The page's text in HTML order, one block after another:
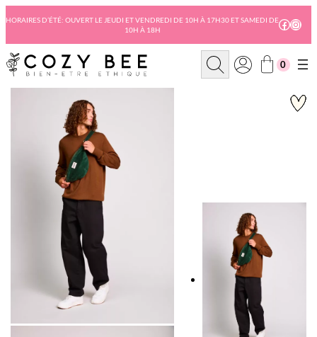
au
HORAIRES D’ÉTÉ: OUVERT LE JEUDI ET VENDREDI DE 10H À 17H30 ET SAMEDI DE
10H À 18H
R
c
0